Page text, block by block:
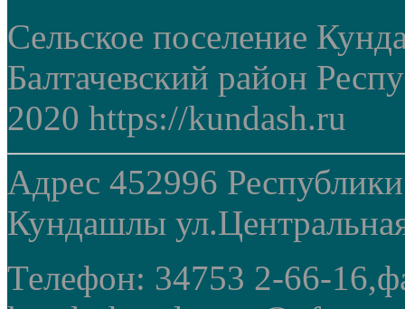
Сельское поселение
Балтачевский район
2020 https://kundash.ru
Адрес 452996
Кундашлы
Телефон: 34753 2-66-